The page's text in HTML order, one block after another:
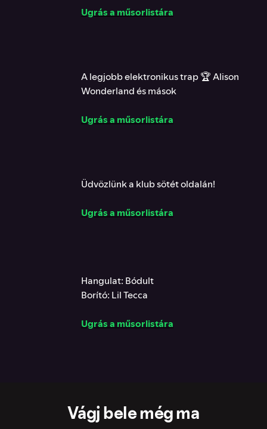
Ugrás a műsorlistára
A legjobb elektronikus trap 🏆 Alison
Wonderland és mások
Ugrás a műsorlistára
Üdvözlünk a klub sötét oldalán!
Ugrás a műsorlistára
Hangulat: Bódult
Borító: Lil Tecca
Ugrás a műsorlistára
Vágj bele még ma